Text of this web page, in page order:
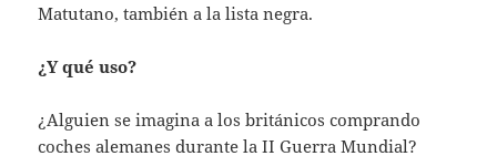
Matutano, también a la lista negra.
¿Y qué uso?
¿Alguien se imagina a los británicos comprando
coches alemanes durante la II Guerra Mundial?